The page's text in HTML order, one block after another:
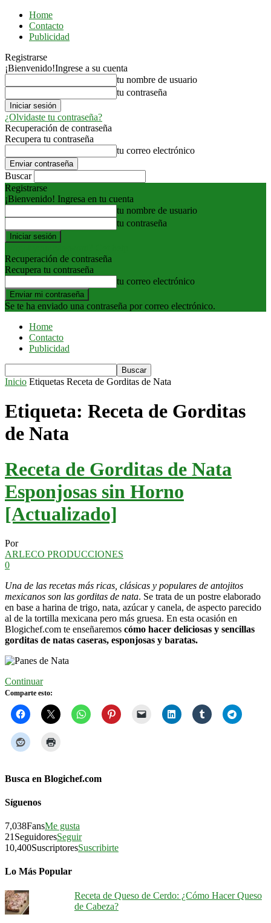
Home
Contacto
Publicidad
Registrarse
¡Bienvenido!Ingrese a su cuenta
tu nombre de usuario
tu contraseña
¿Olvidaste tu contraseña?
Recuperación de contraseña
Recupera tu contraseña
tu correo electrónico
Buscar
Registrarse
¡Bienvenido! Ingresa en tu cuenta
tu nombre de usuario
tu contraseña
Recuperación de contraseña
Recupera tu contraseña
tu correo electrónico
Se te ha enviado una contraseña por correo electrónico.
Home
Contacto
Publicidad
Inicio Etiquetas Receta de Gorditas de Nata
Etiqueta: Receta de Gorditas
de Nata
Receta de Gorditas de Nata
Esponjosas sin Horno
[Actualizado]
Por
ARLECO PRODUCCIONES
0
Una de las recetas más ricas, clásicas y populares de antojitos
mexicanos son las gorditas de nata. Se trata de un postre elaborado
en base a harina de trigo, nata, azúcar y canela, de aspecto parecido
al de la tortilla mexicana pero más gruesa. En esta ocasión en
Blogichef.com te enseñaremos cómo hacer deliciosas y sencillas
gorditas de natas caseras, esponjosas y baratas.
Continuar
Comparte esto:
Busca en Blogichef.com
Síguenos
7,038FansMe gusta
21 SeguidoresSeguir
10,400SuscriptoresSuscribirte
Lo Más Popular
Receta de Queso de Cerdo: ¿Cómo Hacer Queso
de Cabeza?